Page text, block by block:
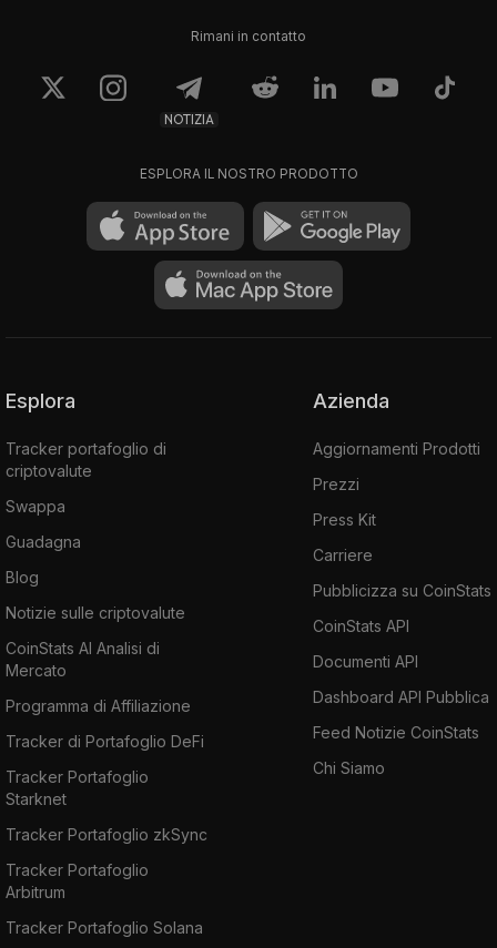
Rimani in contatto
NOTIZIA
ESPLORA IL NOSTRO PRODOTTO
Esplora
Tracker portafoglio di
criptovalute
Swappa
Guadagna
Blog
Notizie sulle criptovalute
CoinStats AI Analisi di
Mercato
Programma di Affiliazione
Tracker di Portafoglio DeFi
Tracker Portafoglio
Starknet
Tracker Portafoglio zkSync
Tracker Portafoglio
Arbitrum
Tracker Portafoglio Solana
Azienda
Aggiornamenti Prodotti
Prezzi
Press Kit
Carriere
Pubblicizza su CoinStats
CoinStats API
Documenti API
Dashboard API Pubblica
Feed Notizie CoinStats
Chi Siamo